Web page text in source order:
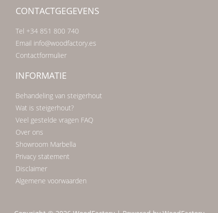
CONTACTGEGEVENS
Tel +34 851 800 740
Email info@woodfactory.es
Contactformulier
INFORMATIE
Behandeling van steigerhout
Wat is steigerhout?
Veel gestelde vragen FAQ
Over ons
Showroom Marbella
Privacy statement
Disclaimer
Algemene voorwaarden